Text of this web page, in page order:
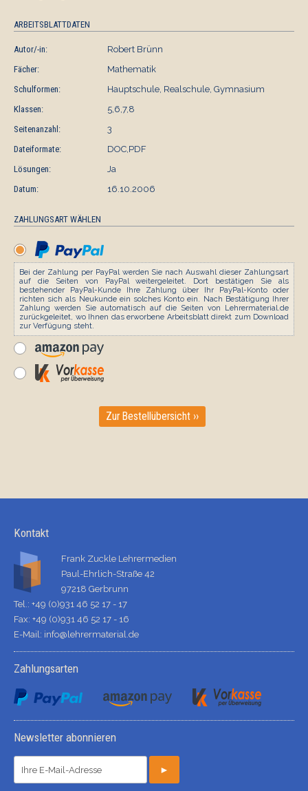
ARBEITSBLATTDATEN
Autor/-in:
Robert Brünn
Fächer:
Mathematik
Schulformen:
Hauptschule, Realschule, Gymnasium
Klassen:
5,6,7,8
Seitenanzahl:
3
Dateiformate:
DOC,PDF
Lösungen:
Ja
Datum:
16.10.2006
ZAHLUNGSART WÄHLEN
Bei der Zahlung per PayPal werden Sie nach Auswahl dieser Zahlungsart
auf die Seiten von PayPal weitergeleitet. Dort bestätigen Sie als
bestehender PayPal-Kunde Ihre Zahlung über Ihr PayPal-Konto oder
richten sich als Neukunde ein solches Konto ein. Nach Bestätigung Ihrer
Zahlung werden Sie automatisch auf die Seiten von Lehrermaterial.de
zurückgeleitet, wo Ihnen das erworbene Arbeitsblatt direkt zum Download
zur Verfügung steht.
Zur Bestellübersicht ››
Kontakt
Frank Zuckle Lehrermedien
Paul-Ehrlich-Straße 42
97218 Gerbrunn
Tel.: +49 (0)931 46 52 17 - 17
Fax: +49 (0)931 46 52 17 - 16
E-Mail: info@lehrermaterial.de
Zahlungsarten
Newsletter abonnieren
►